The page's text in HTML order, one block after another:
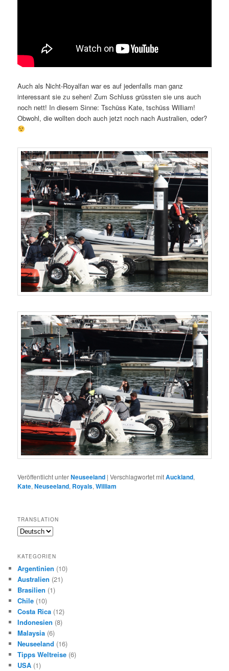
Auch als Nicht-Royalfan war es auf jedenfalls man ganz
interessant sie zu sehen! Zum Schluss grüssten sie uns auch
noch nett! In diesem Sinne: Tschüss Kate, tschüss William!
Obwohl, die wollten doch auch jetzt noch nach Australien, oder?
Veröffentlicht unterNeuseeland |Verschlagwortet mitAuckland,
Kate,Neuseeland, Royals,William
TRANSLATION
KATEGORIEN
Argentinien (10)
Australien (21)
Brasilien (1)
Chile (10)
Costa Rica (12)
Indonesien (8)
Malaysia (6)
Neuseeland (16)
Tipps Weltreise (6)
USA (1)